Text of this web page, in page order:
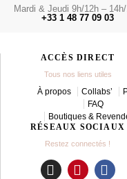
Mardi & Jeudi 9h/12h –
+33 1 48 77 09 03
ACCÈS DIRECT
Tous nos liens utiles
À propos Collabs’
FAQ
Boutiques &
RÉSEAUX SOCIAUX
Restez connectés !